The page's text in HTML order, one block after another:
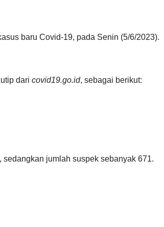
baru Covid-19, pada Senin (5/6/2023).
dari covid19.go.id, sebagai berikut:
jumlah suspek sebanyak 671.